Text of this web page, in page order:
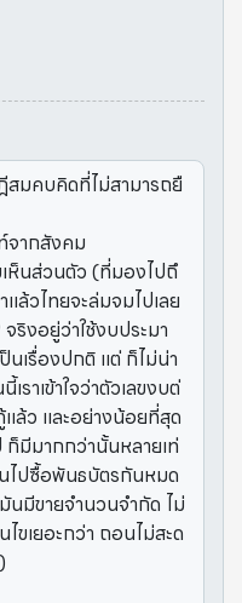
มคบคิดที่ไม่สามารถยื
จากสังคม
ห็นส่วนตัว (ที่มองไปถึ
ล้วไทยจะล่มจมไปเลย
ริงอยู่ว่าใช้งบประมา
เรื่องปกติ แต่ ก็ไม่น่า
ราเข้าใจว่าตัวเลขงบต่
ล้ว และอย่างน้อยที่สุด
มีมากกว่านั้นหลายเท่
ไปซื้อพันธบัตรกันหมด
นมีขายจำนวนจำกัด ไม่
ขเยอะกว่า ถอนไม่สะด